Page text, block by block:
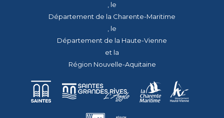
, le
Département de la Charente-Maritime
, le
Département de la Haute-Vienne
et la
Région Nouvelle-Aquitaine